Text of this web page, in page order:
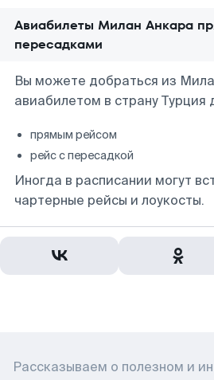
Авиабилеты Милан Анкара
пересадками
Вы можете добраться из
авиабилетом в страну Турция
прямым рейсом
рейс с пересадкой
Иногда в расписании могут
чартерные рейсы и лоукосты.
Рассказываем о полезном и